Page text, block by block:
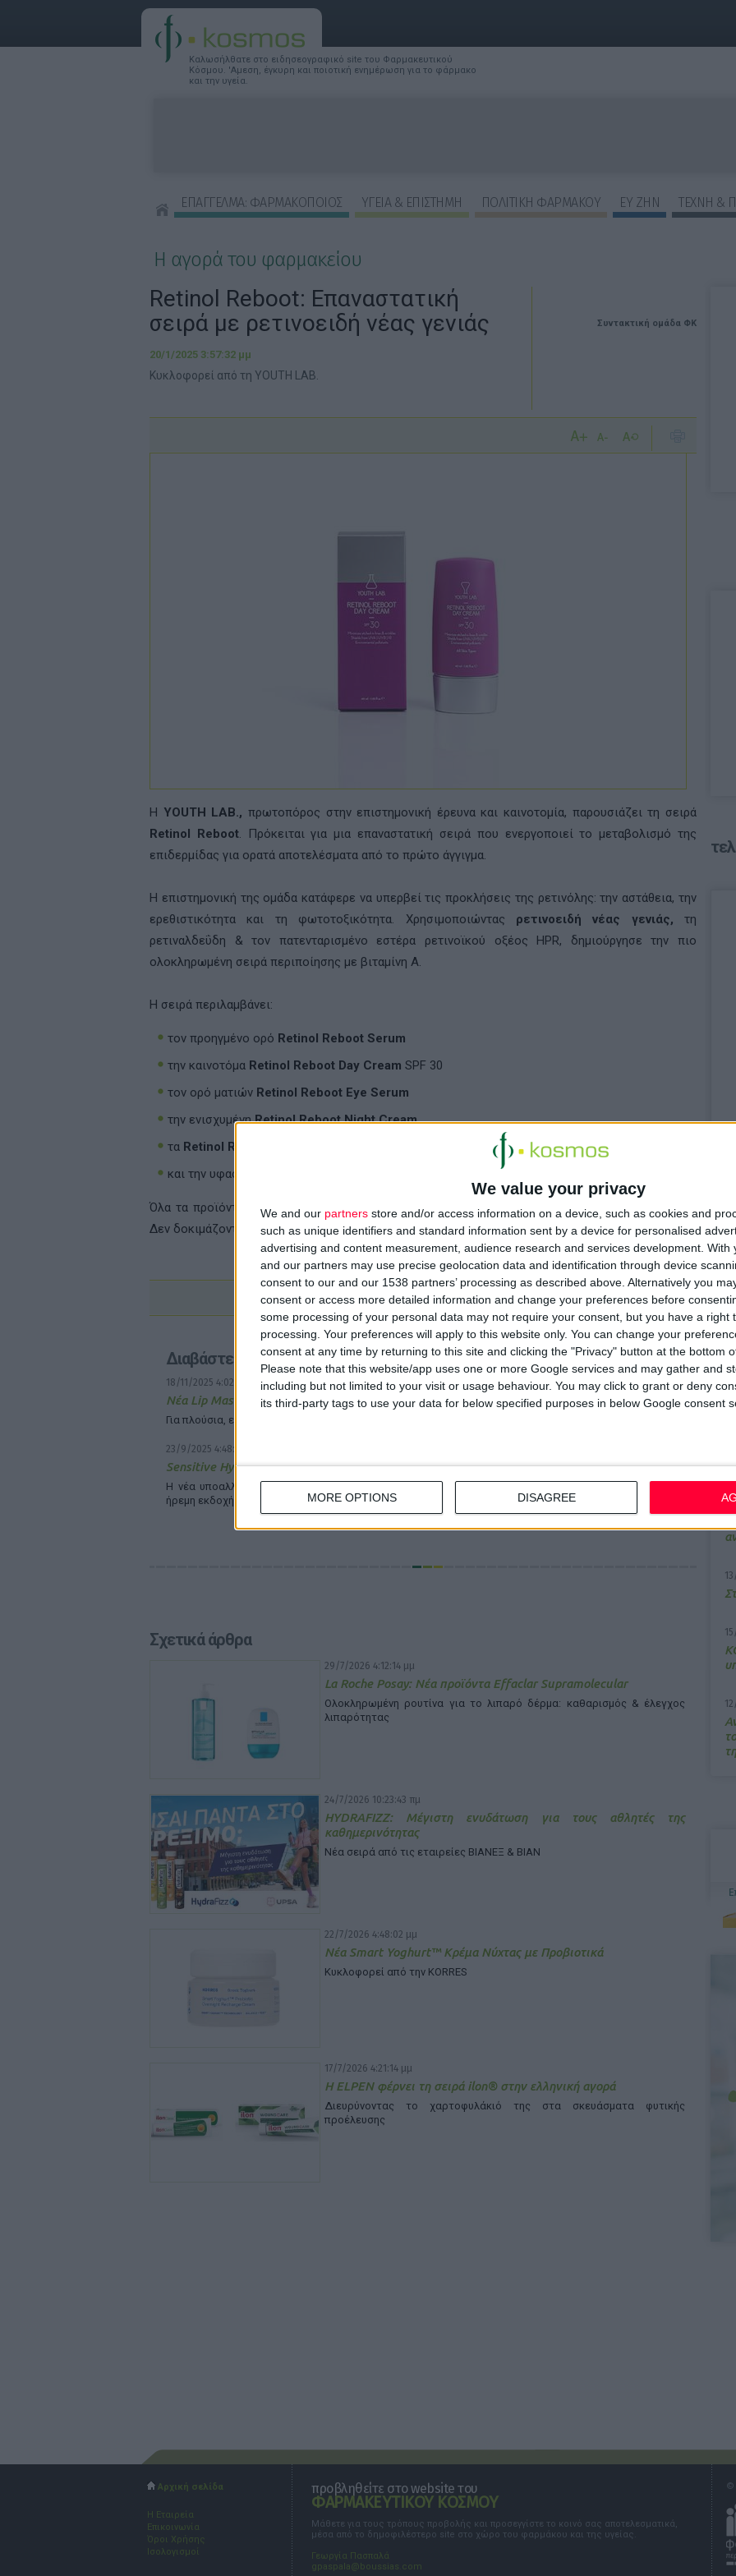
We value your privacy
We and our partners store and/or access information on a device, such as cookies and
such as unique identifiers and standard information sent by a device for personalised
advertising and content measurement, audience research and services development. With
and our partners may use precise geolocation data and identification through device
consent to our and our 1538 partners’ processing as described above. Alternatively you
consent or access more detailed information and change your preferences before
some processing of your personal data may not require your consent, but you have a right
processing. Your preferences will apply to this website only. You can change your
consent at any time by returning to this site and clicking the "Privacy" button at the bottom
Please note that this website/app uses one or more Google services and may gather and
including but not limited to your visit or usage behaviour. You may click to grant or deny
its third-party tags to use your data for below specified purposes in below Google consent
MORE OPTIONS DISAGREE
Καλωσήλθατε στο ειδησεογραφικό site του Φαρμακευτικού
Κόσμου. 'Αμεση, έγκυρη και ποιοτική ενημέρωση για το φάρμακο
και την υγεία.
ΕΠΑΓΓΕΛΜΑ: ΦΑΡΜΑΚΟΠΟΙΟΣ ΥΓΕΙΑ & ΕΠΙΣΤΗΜΗ ΠΟΛΙΤΙΚΗ ΦΑΡΜΑΚΟΥ ΕΥ ΖΗΝ
ΤΕΧΝΗ &
Η αγορά του φαρμακείου
7/
Συντακτική ομάδα ΦΚ
Retinol Reboot: Επαναστατική
σειρά με ρετινοειδή νέας γενιάς
20/1/2025 3:57:32 μμ
Κυκλοφορεί από τη YOUTH LAB.
Η YOUTH LAB., πρωτοπόρος στην επιστημονική έρευνα και καινοτομία, παρουσιάζει τη σειρά
Retinol Reboot. Πρόκειται για μια επαναστατική σειρά που ενεργοποιεί το μεταβολισμό της
επιδερμίδας για ορατά αποτελέσματα από το πρώτο άγγιγμα.
Η επιστημονική της ομάδα κατάφερε να υπερβεί τις προκλήσεις της ρετινόλης: την αστάθεια, την
ερεθιστικότητα και τη φωτοτοξικότητα. Χρησιμοποιώντας ρετινοειδή νέας γενιάς, τη
ρετιναλδεΰδη & τον πατενταρισμένο εστέρα ρετινοϊκού οξέος HPR, δημιούργησε την πιο
ολοκληρωμένη σειρά περιποίησης με βιταμίνη Α.
Η σειρά περιλαμβάνει:
τον προηγμένο ορό Retinol Reboot Serum
την καινοτόμα Retinol Reboot Day Cream SPF 30
τον ορό ματιών Retinol Reboot Eye Serum
την ενισχυμένηRetinol Reboot Night Cream
τα Retinol Reboot
και την υφασμάτινη
Όλα τα προϊόντα είναι δερματολογικά ελεγμένα, μη φαγεσωρογόνα, χωρίς parabens& γλουτένη.
Δεν δοκιμάζονται σε ζώα και είναι κατάλληλα γιαvegans
Διαβάστε επίσης
18/11/2025 4:02:13 μμ
Νέα Lip Mask από τη YOUTH LAB.
Για πλούσια, ενυδατωμένα και βελούδινα χείλη
23/9/2025 4:48:16 μμ
Sensitive Hydrobiome από τη YOUTH LAB.
Η νέα υποαλλεργική σειρά περιποίησης για την πιο
ήρεμη εκδοχή της επιδερμίδας
Σχετικά άρθρα
29/7/2026 4:12:14 μμ
La Roche Posay: Νέα προϊόντα Effaclar Supramolecular
Ολοκληρωμένη ρουτίνα για το λιπαρό δέρμα: καθαρισμός & έλεγχος
λιπαρότητας
24/7/2026 10:23:43 πμ
HYDRAFIZZ: Μέγιστη ενυδάτωση για τους αθλητές της
καθημερινότητας
Νέα σειρά από τις εταιρείες ΒΙΑΝΕΞ & ΒΙΑΝ
22/7/2026 4:48:02 μμ
Νέα Smart Yoghurt™ Κρέμα Νύχτας με Προβιοτικά
Κυκλοφορεί από την KORRES
17/7/2026 4:21:14 μμ
Η ELPEN φέρνει τη σειρά ilon® στην ελληνική αγορά
Διευρύνοντας το χαρτοφυλάκιό της στα σκευάσματα φυτικής
προέλευσης
Αρχική σελίδα
Η Εταιρεία
Επικοινωνία
Όροι Χρήσης
Ισολογισμοί
προβληθείτε στο website του
ΦΑΡΜΑΚΕΥΤΙΚΟΥ ΚΟΣΜΟΥ
Μάθετε για τους τρόπους προβολής και προσεγγίστε το κοινό σας αποτελεσματικά,
μέσα από το δημοφιλέστερο site στο χώρο του φαρμάκου και της υγείας.
Γεωργία Πασπαλά
gpaspala@boussias.com
©